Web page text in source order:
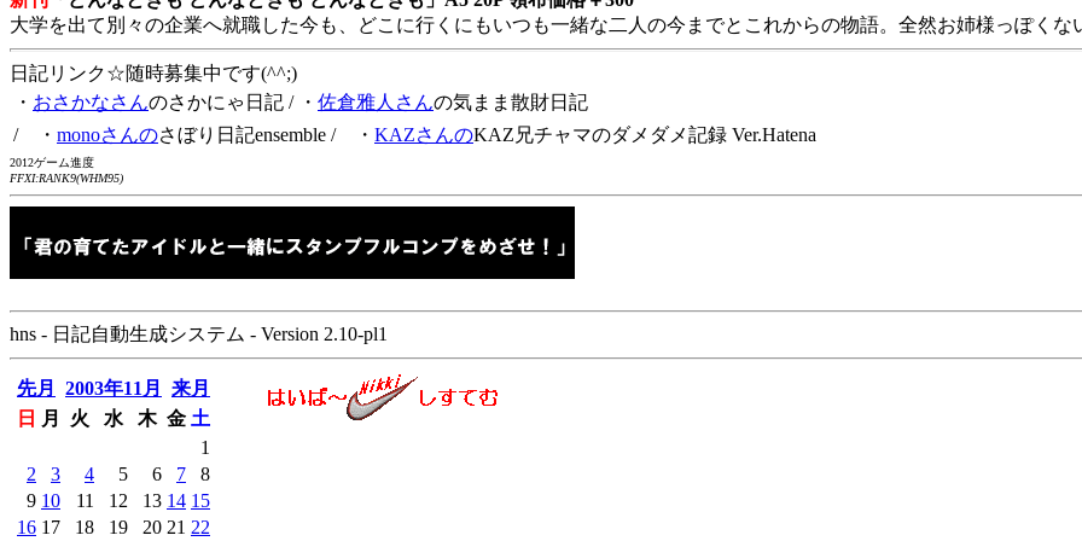
大学を出て別々の企業へ就職した今も、どこに行くにもいつも一緒な二人の今までとこれからの物語。全然お姉様っぽくな
日記リンク☆随時募集中です(^^;)
・ おさかなさんのさかにゃ日記 / ・ 佐倉雅人さんの気まま散財日記
/ ・ monoさんのさぼり日記ensemble / ・ KAZさんのKAZ兄チャマのダメダメ記録 Ver.Hatena
2012ゲーム進度
FFXI:RANK9(WHM95)
hns - 日記自動生成システム - Version 2.10-pl1
先月 2003年11月
来月
日
月 火 水 木 金 土
1
2
3 4 5 6 7
8
9 10 11 12 13 14 15
16 17 18 19 20 21 22